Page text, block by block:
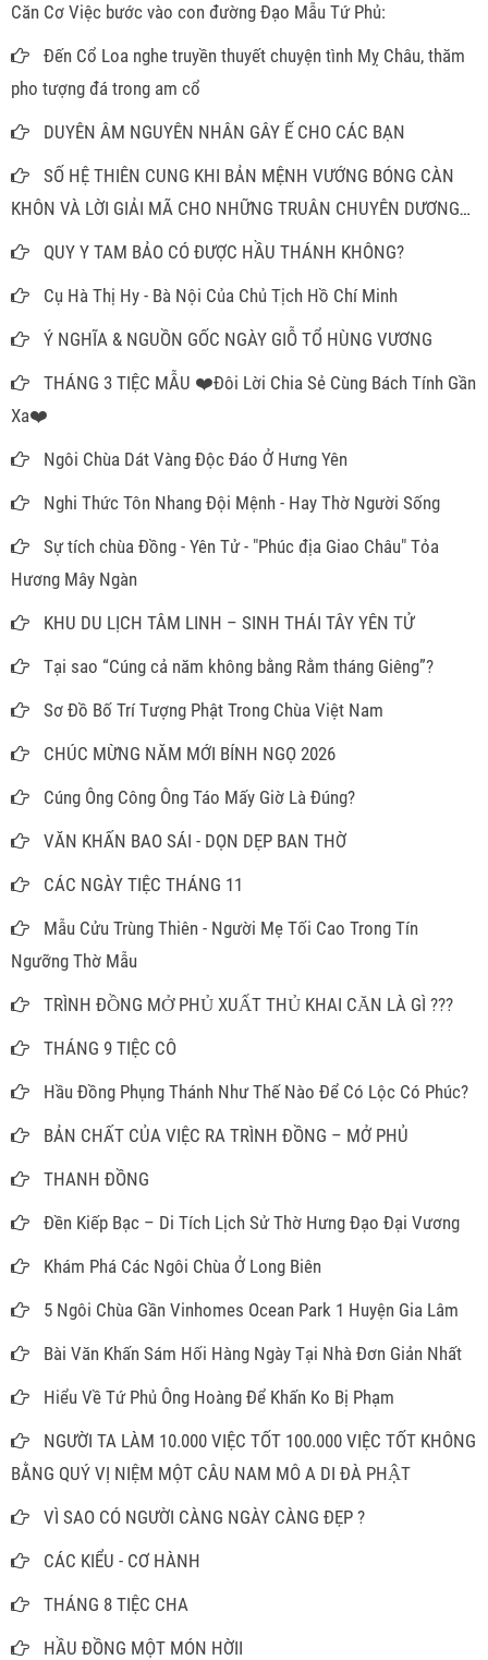
Căn Cơ Việc bước vào con đường Đạo Mẫu Tứ Phủ:
Đến Cổ Loa nghe truyền thuyết chuyện tình Mỵ Châu, thăm
pho tượng đá trong am cổ
DUYÊN ÂM NGUYÊN NHÂN GÂY Ế CHO CÁC BẠN
SỐ HỆ THIÊN CUNG KHI BẢN MỆNH VƯỚNG BÓNG CÀN
KHÔN VÀ LỜI GIẢI MÃ CHO NHỮNG TRUÂN CHUYÊN DƯƠNG
THẾ
QUY Y TAM BẢO CÓ ĐƯỢC HẦU THÁNH KHÔNG?
Cụ Hà Thị Hy - Bà Nội Của Chủ Tịch Hồ Chí Minh
Ý NGHĨA & NGUỒN GỐC NGÀY GIỖ TỔ HÙNG VƯƠNG
THÁNG 3 TIỆC MẪU ❤️Đôi Lời Chia Sẻ Cùng Bách Tính Gần
Xa❤️
Ngôi Chùa Dát Vàng Độc Đáo Ở Hưng Yên
Nghi Thức Tôn Nhang Đội Mệnh - Hay Thờ Người Sống
Sự tích chùa Đồng - Yên Tử - "Phúc địa Giao Châu" Tỏa
Hương Mây Ngàn
KHU DU LỊCH TÂM LINH – SINH THÁI TÂY YÊN TỬ
Tại sao “Cúng cả năm không bằng Rằm tháng Giêng”?
Sơ Đồ Bố Trí Tượng Phật Trong Chùa Việt Nam
CHÚC MỪNG NĂM MỚI BÍNH NGỌ 2026
Cúng Ông Công Ông Táo Mấy Giờ Là Đúng?
VĂN KHẤN BAO SÁI - DỌN DẸP BAN THỜ
CÁC NGÀY TIỆC THÁNG 11
Mẫu Cửu Trùng Thiên - Người Mẹ Tối Cao Trong Tín
Ngưỡng Thờ Mẫu
TRÌNH ĐỒNG MỞ PHỦ XUẤT THỦ KHAI CĂN LÀ GÌ ???
THÁNG 9 TIỆC CÔ
Hầu Đồng Phụng Thánh Như Thế Nào Để Có Lộc Có Phúc?
BẢN CHẤT CỦA VIỆC RA TRÌNH ĐỒNG – MỞ PHỦ
THANH ĐỒNG
Đền Kiếp Bạc – Di Tích Lịch Sử Thờ Hưng Đạo Đại Vương
Khám Phá Các Ngôi Chùa Ở Long Biên
5 Ngôi Chùa Gần Vinhomes Ocean Park 1 Huyện Gia Lâm
Bài Văn Khấn Sám Hối Hàng Ngày Tại Nhà Đơn Giản Nhất
Hiểu Về Tứ Phủ Ông Hoàng Để Khấn Ko Bị Phạm
NGƯỜI TA LÀM 10.000 VIỆC TỐT 100.000 VIỆC TỐT KHÔNG
BẰNG QUÝ VỊ NIỆM MỘT CÂU NAM MÔ A DI ĐÀ PHẬT
VÌ SAO CÓ NGƯỜI CÀNG NGÀY CÀNG ĐẸP ?
CÁC KIỂU - CƠ HÀNH
THÁNG 8 TIỆC CHA
HẦU ĐỒNG MỘT MÓN HỜII